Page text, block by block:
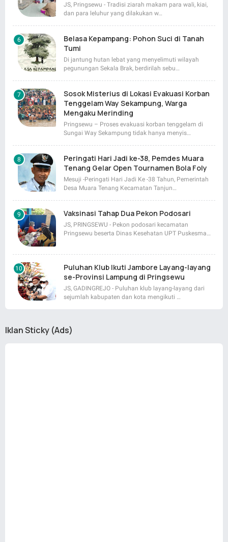
JS, Pringsewu - Tradisi ziarah makam para wali, kiai,
dan para leluhur yang dilakukan w…
Belasa Kepampang: Pohon Suci di Tanah
Tumi
Di jantung hutan lebat yang menyelimuti wilayah
pegunungan Sekala Brak, berdirilah sebu…
Sosok Misterius di Lokasi Evakuasi Korban
Tenggelam Way Sekampung, Warga
Mengaku Merinding
Pringsewu – Proses evakuasi korban tenggelam di
Sungai Way Sekampung tidak hanya menyis…
Peringati Hari Jadi ke-38, Pemdes Muara
Tenang Gelar Open Tournamen Bola Foly
Mesuji -Peringati Hari Jadi Ke -38 Tahun, Pemerintah
Desa Muara Tenang Kecamatan Tanjun…
Vaksinasi Tahap Dua Pekon Podosari
JS, PRINGSEWU - Pekon podosari kecamatan
Pringsewu beserta Dinas Kesehatan UPT Puskesma…
Puluhan Klub Ikuti Jambore Layang-layang
se-Provinsi Lampung di Pringsewu
JS, GADINGREJO - Puluhan klub layang-layang dari
sejumlah kabupaten dan kota mengikuti …
Iklan Sticky (Ads)